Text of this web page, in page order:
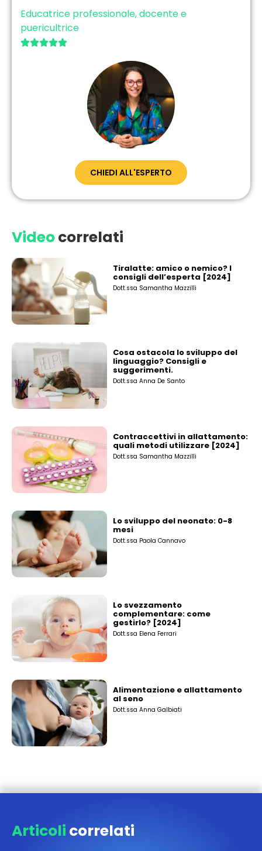
Educatrice professionale, docente e
puericultrice

CHIEDI ALL'ESPERTO
Videocorrelati
Tiralatte: amico o nemico? I
consigli dell’esperta [2024]
Dott.ssa Samantha Mazzilli
Cosa ostacola lo sviluppo del
linguaggio? Consigli e
suggerimenti.
Dott.ssa Anna De Santo
Contraccettivi in allattamento:
quali metodi utilizzare [2024]
Dott.ssa Samantha Mazzilli
Lo sviluppo del neonato: 0-8
mesi
Dott.ssa Paola Cannavo
Lo svezzamento
complementare: come
gestirlo? [2024]
Dott.ssa Elena Ferrari
Alimentazione e allattamento
al seno
Dott.ssa Anna Galbiati
Articoli correlati